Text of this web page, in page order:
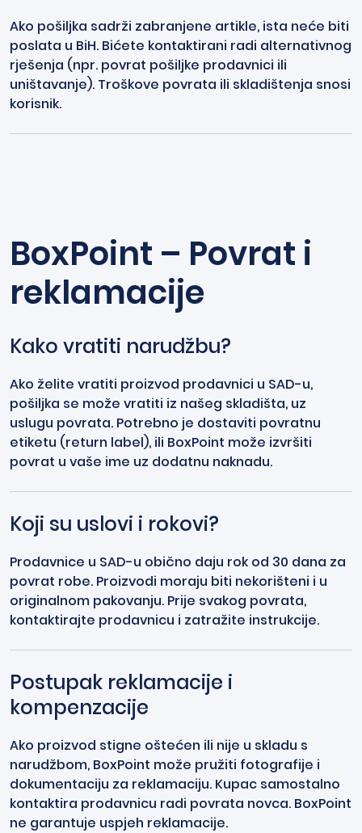
Ako pošiljka sadrži zabranjene artikle, ista neće biti
poslata u BiH. Bićete kontaktirani radi alternativnog
rješenja (npr. povrat pošiljke prodavnici ili
uništavanje). Troškove povrata ili skladištenja snosi
korisnik.
BoxPoint – Povrat i
reklamacije
Kako vratiti narudžbu?
Ako želite vratiti proizvod prodavnici u SAD-u,
pošiljka se može vratiti iz našeg skladišta, uz
uslugu povrata. Potrebno je dostaviti povratnu
etiketu (return label), ili BoxPoint može izvršiti
povrat u vaše ime uz dodatnu naknadu.
Koji su uslovi i rokovi?
Prodavnice u SAD-u obično daju rok od 30 dana za
povrat robe. Proizvodi moraju biti nekorišteni i u
originalnom pakovanju. Prije svakog povrata,
kontaktirajte prodavnicu i zatražite instrukcije.
Postupak reklamacije i
kompenzacije
Ako proizvod stigne oštećen ili nije u skladu s
narudžbom, BoxPoint može pružiti fotografije i
dokumentaciju za reklamaciju. Kupac samostalno
kontaktira prodavnicu radi povrata novca. BoxPoint
ne garantuje uspjeh reklamacije.